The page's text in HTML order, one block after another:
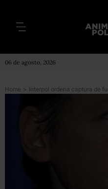
06 de agosto, 2026
Home >